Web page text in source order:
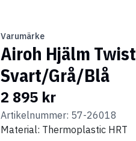
Varumärke
Airoh Hjälm
Svart/Grå/Blå
2 895 kr
Artikelnummer: 57-26018
Material: Thermoplastic HRT